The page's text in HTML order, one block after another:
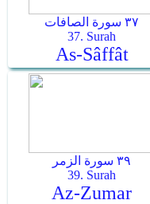
٣٧ سورة الصافات
37. Surah
As-Sâffât
٣٩ سورة الزمر
39. Surah
Az-Zumar